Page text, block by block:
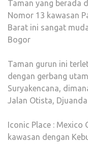
Taman yang berada
Nomor 13 kawasan
Barat ini sangat
Bogor
Taman gurun ini
dengan gerbang
Suryakencana,
Jalan Otista,
Iconic Place :
kawasan dengan